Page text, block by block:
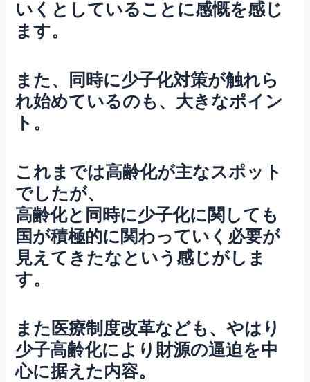
いくとしていることに感慨を感じ
ます。
また、同時に少子化対策が触れら
れ始めているのも、大きなポイン
ト。
これまでは高齢化が主なスポット
でしたが、
高齢化と同時に少子化に関しても
国が積極的に関わっていく必要が
見えてきたなという感じがしま
す。
また医療制度改革なども、やはり
少子高齢化により財源の逼迫を中
心に据えた内容。